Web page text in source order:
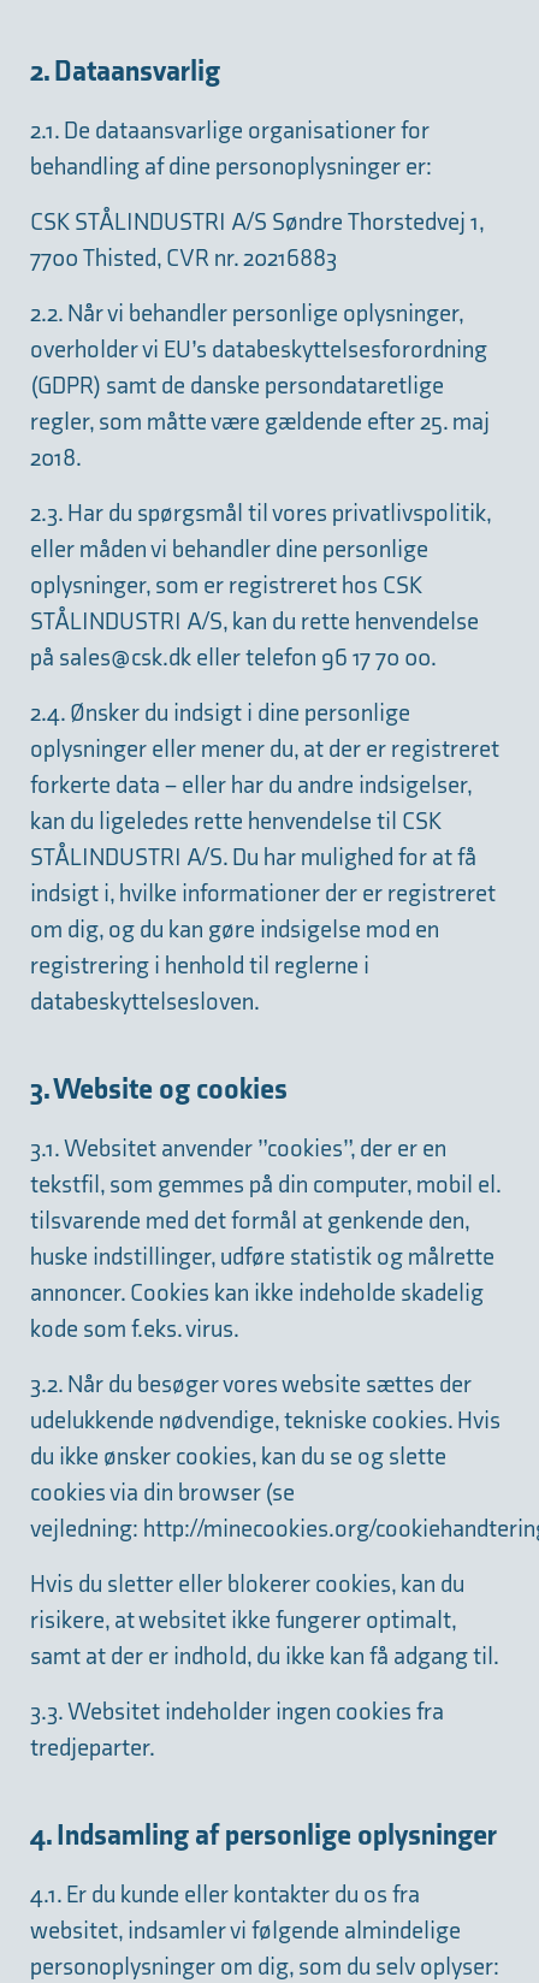
2. Dataansvarlig
2.1. De dataansvarlige organisationer for
behandling af dine personoplysninger er:
CSK STÅLINDUSTRI A/S Søndre Thorstedvej 1,
7700 Thisted, CVR nr. 20216883
2.2. Når vi behandler personlige oplysninger,
overholder vi EU’s databeskyttelsesforordning
(GDPR) samt de danske persondataretlige
regler, som måtte være gældende efter 25. maj
2018.
2.3. Har du spørgsmål til vores privatlivspolitik,
eller måden vi behandler dine personlige
oplysninger, som er registreret hos CSK
STÅLINDUSTRI A/S, kan du rette henvendelse
på sales@csk.dk eller telefon 96 17 70 00.
2.4. Ønsker du indsigt i dine personlige
oplysninger eller mener du, at der er registreret
forkerte data – eller har du andre indsigelser,
kan du ligeledes rette henvendelse til CSK
STÅLINDUSTRI A/S. Du har mulighed for at få
indsigt i, hvilke informationer der er registreret
om dig, og du kan gøre indsigelse mod en
registrering i henhold til reglerne i
databeskyttelsesloven.
3. Website og cookies
3.1. Websitet anvender ”cookies”, der er en
tekstfil, som gemmes på din computer, mobil el.
tilsvarende med det formål at genkende den,
huske indstillinger, udføre statistik og målrette
annoncer. Cookies kan ikke indeholde skadelig
kode som f.eks. virus.
3.2. Når du besøger vores website sættes der
udelukkende nødvendige, tekniske cookies. Hvis
du ikke ønsker cookies, kan du se og slette
cookies via din browser (se
vejledning: http://minecookies.org/
Hvis du sletter eller blokerer cookies, kan du
risikere, at websitet ikke fungerer optimalt,
samt at der er indhold, du ikke kan få adgang til.
3.3. Websitet indeholder ingen cookies fra
tredjeparter.
4. Indsamling af personlige oplysninger
4.1. Er du kunde eller kontakter du os fra
websitet, indsamler vi følgende almindelige
personoplysninger om dig, som du selv oplyser: